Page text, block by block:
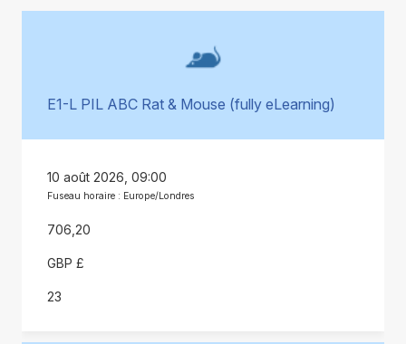
E1-L PIL ABC Rat & Mouse (fully eLearning)
10 août 2026, 09:00
Fuseau horaire : Europe/Londres
706,20
GBP £
23